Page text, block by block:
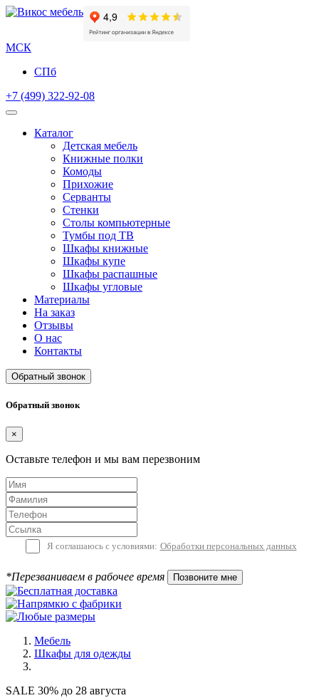
МСК
СПб
+7 (499) 322-92-08
Каталог
Детская мебель
Книжные полки
Комоды
Прихожие
Серванты
Стенки
Столы компьютерные
Тумбы под ТВ
Шкафы книжные
Шкафы купе
Шкафы распашные
Шкафы угловые
Материалы
На заказ
Отзывы
О нас
Контакты
Обратный звонок
Обратный звонок
×
Оставьте телефон и мы вам перезвоним
Я соглашаюсь с условиями: Обработки персональных данных
*Перезваниваем в рабочее время
Мебель
Шкафы для одежды
SALE 30% до 28 августа